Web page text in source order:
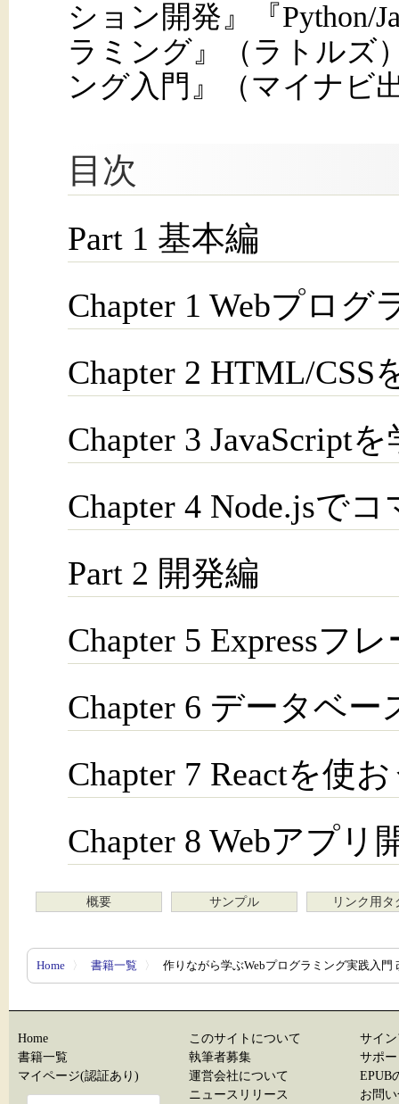
ション開発』『Python/
ラミング』（ラトルズ
ング入門』（マイナビ
目次
Part 1 基本編
Chapter 1 Webプロ
Chapter 2 HTML/CSS
Chapter 3 JavaScript
Chapter 4 Node.jsで
Part 2 開発編
Chapter 5 Expressフ
Chapter 6 データベ
Chapter 7 Reactを使
Chapter 8 Webアプリ
概要 サンプル リンク用タ
Home 〉 書籍一覧 〉 作りながら学ぶWebプログラミング実践入門
Home
書籍一覧
マイページ(認証あり)
このサイトについて
執筆者募集
運営会社について
ニュースリリース
サイ
サポ
EPUB
お問